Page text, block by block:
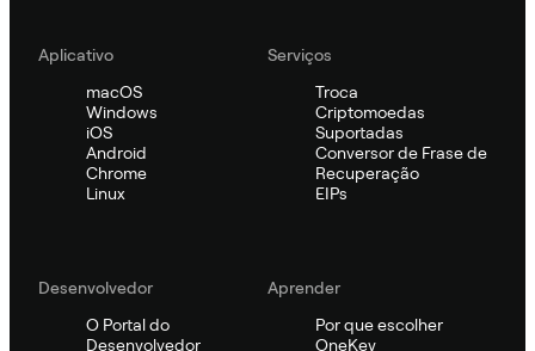
Aplicativo
macOS
Windows
iOS
Android
Chrome
Linux
Serviços
Troca
Criptomoedas
Suportadas
Conversor de Frase de
Recuperação
EIPs
Desenvolvedor
O Portal do
Desenvolvedor
Aprender
Por que escolher
OneKey